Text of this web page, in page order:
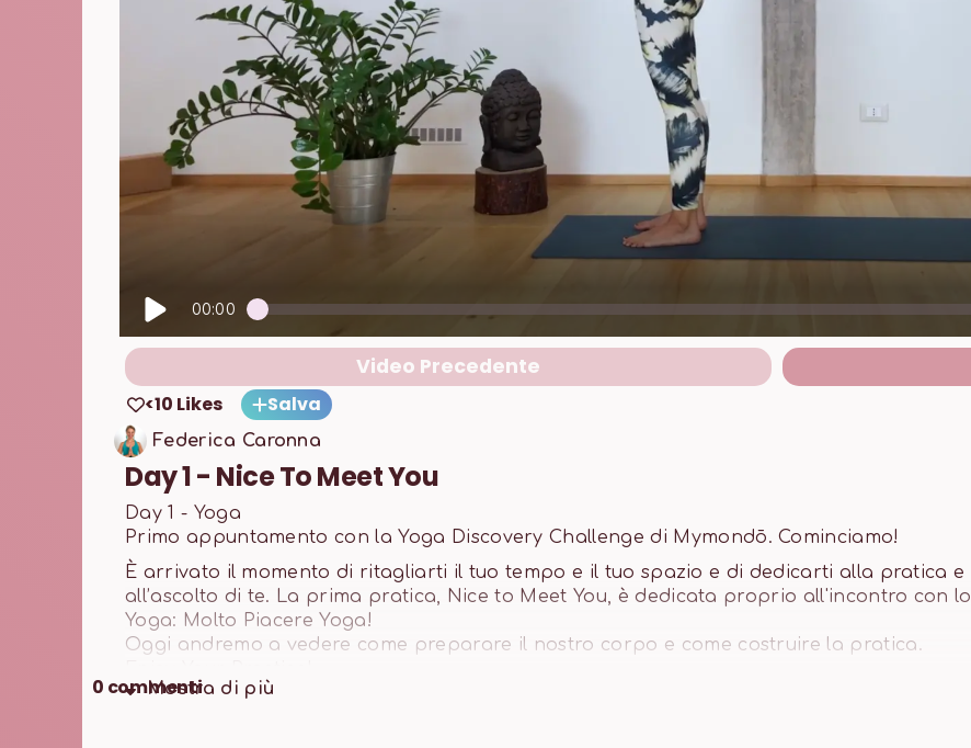
00:00
Video Precedente
<10 Likes Salva
Federica Caronna
Day 1 - Nice To Meet You
Day 1 - Yoga
Primo appuntamento con la Yoga Discovery Challenge di Mymondō. Cominciamo!
È arrivato il momento di ritagliarti il tuo tempo e il tuo spazio e di dedicarti alla pratica e
all’ascolto di te. La prima pratica, Nice to Meet You, è dedicata proprio all'incontro con lo
Yoga: Molto Piacere Yoga!
Oggi andremo a vedere come preparare il nostro corpo e come costruire la pratica.
Mostra di più
0 commenti